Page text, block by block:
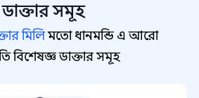
ডাক্তার সমূহ
মিলিমতো ধানমন্ডি এ আরো
বিশেষজ্ঞ ডাক্তার সমূহ